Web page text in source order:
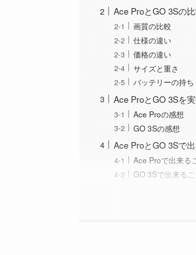
Ace ProとGO 3Sの
画質の比較
仕様の違い
価格の違い
サイズと重さ
バッテリーの持ち
Ace ProとGO 3Sを
Ace Proの感想
GO 3Sの感想
Ace ProとGO 3Sで
Ace Proで出来る
GO 3Sで出来るこ